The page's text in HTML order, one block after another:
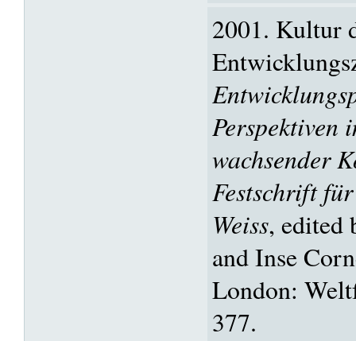
2001. Kultur
Perspektiven
wachsender
Festschrift
Weiss, edited
and Inse
London:
377.